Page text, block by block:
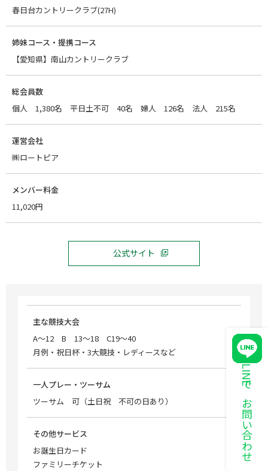
LINEでお問い合わせ
春日台カントリークラブ(27H)
姉妹コース・提携コース
【愛知県】南山カントリークラブ
総会員数
個人 1,380名 平日土不可 40名 婦人 126名 法人 215名
運営会社
㈱ロートピア
メンバー料金
11,020円
公式サイト
主な競技大会
A～12 B 13～18 C19～40
月例・祝日杯・3大競技・レディースなど
一人プレー・ツーサム
ツーサム 可（土日祝 不可の日あり）
その他サービス
お誕生日カード
ファミリーチケット